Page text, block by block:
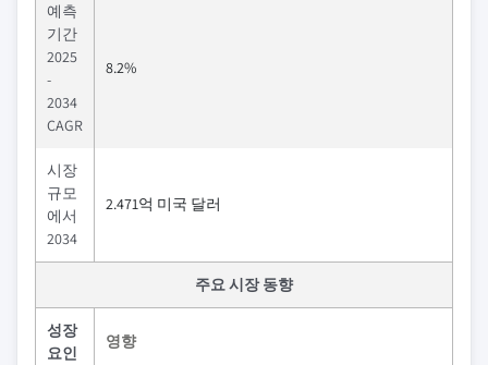
예측
기간
2025
-
2034
CAGR
8.2%
시장
규모
에서
2034
2.471억 미국 달러
주요 시장 동향
성장
요인
영향